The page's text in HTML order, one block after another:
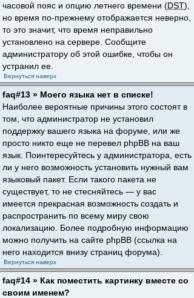
часовой пояс и опцию летнего времени (DST),
но время по-прежнему отображается неверно,
то это значит, что время неправильно
установлено на сервере. Сообщите
администратору об этой ошибке, чтобы он
устранил ее.
Вернуться наверх
faq#13 » Моего языка нет в списке!
Наиболее вероятные причины этого состоят в
том, что администратор не установил
поддержку вашего языка на форуме, или же
просто никто еще не перевел phpBB на ваш
язык. Поинтересуйтесь у администратора, есть
ли у него возможность установить нужный вам
языковый пакет. Если такого пакета не
существует, то не стесняйтесь — у вас
имеется прекрасная возможность создать и
распространить по всему миру свою
локализацию. Более подробную информацию
можно получить на сайте phpBB (ссылка на
него находится внизу страниц форума).
Вернуться наверх
faq#14 » Как поместить картинку вместе со
своим именем?